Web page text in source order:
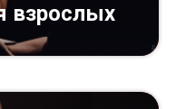
взрослых